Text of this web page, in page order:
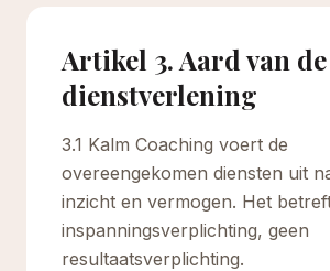
Artikel 3. Aard van de
dienstverlening
3.1 Kalm Coaching voert de
overeengekomen diensten uit
inzicht en vermogen. Het
inspanningsverplichting, geen
resultaatsverplichting.